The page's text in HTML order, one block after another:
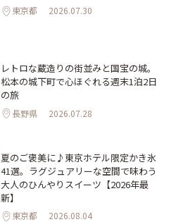
東京都 2026.07.30
レトロな蔵造りの街並みと国宝の城。
松本の城下町で心ほぐれる週末1泊2日
の旅
長野県 2026.07.28
夏のご褒美に♪東京ホテル限定かき氷
41選。ラグジュアリーな空間で味わう
大人のひんやりスイーツ【2026年最
新】
東京都 2026.08.04